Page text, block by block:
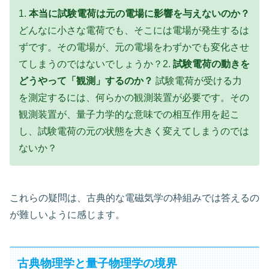
1. 本当に試験電荷は元の電場に影響を与えないのか？
どんなに小さな電荷でも、そこには電場が発生するは
ずです。その電場が、元の電場をわずかでも変化させ
てしまうのではないでしょうか？2. 試験電荷の動きを
どうやって「観測」するのか？ 試験電荷が受ける力
を測定するには、何らかの観測装置が必要です。その
観測装置が、量子力学的な意味での相互作用を起こ
し、試験電荷の元の状態を大きく変えてしまうのでは
ないか？
これらの疑問は、古典的な電磁気学の枠組みでは答えるの
が難しいように感じます。
古典物理学と量子物理学の境界